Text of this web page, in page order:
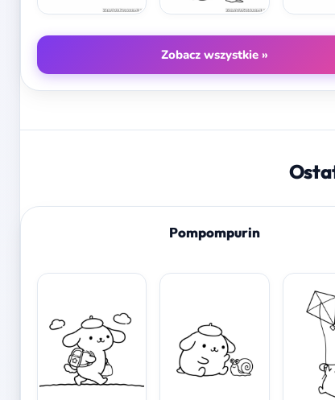
Zobacz wszystkie »
Pompompurin